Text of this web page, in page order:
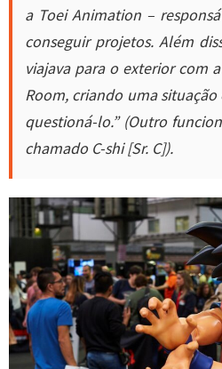
a Toei Animation –
conseguir projetos. Além
viajava para o exterior com
Room, criando uma
questioná-lo.” (Outro
chamado C-shi [Sr. C]).